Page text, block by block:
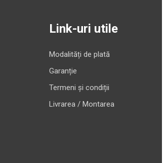
Link-uri utile
Modalități de plată
Garanție
Termeni și condiții
Livrarea / Montarea